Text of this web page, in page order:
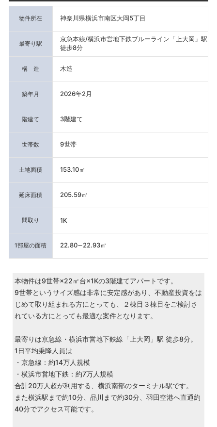
物件所在 神奈川県横浜市南区大岡5丁目
最寄り駅
京急本線/横浜市営地下鉄ブルーライン「上大岡」駅
徒歩8分
構 造 木造
築年月 2026年2月
階建て 3階建て
世帯数 9世帯
土地面積 153.10㎡
延床面積 205.59㎡
間取り 1K
1部屋の面積 22.80∼22.93㎡
本物件は9世帯×22㎡台×1Kの3階建てアパートです。
9世帯というサイズ感は非常に安定感があり、不動産投資をは
じめて取り組まれる方にとっても、２棟目３棟目をご検討さ
れている方にとっても最適な案件となります。
最寄りは京急線・横浜市営地下鉄線「上大岡」駅 徒歩8分。
1日平均乗降人員は
・京急線：約14万人規模
・横浜市営地下鉄：約7万人規模
合計20万人超が利用する、横浜南部のターミナル駅です。
また横浜駅まで約10分、品川まで約30分、羽田空港へ直通約
40分でアクセス可能です。